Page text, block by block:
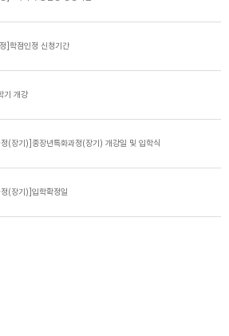
]학점인정 신청기간
기 개강
정(장기)]중장년특화과정(장기) 개강일 및 입학식
정(장기)]입학확정일